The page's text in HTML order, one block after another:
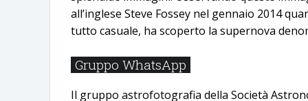
all’inglese Steve Fossey nel gennaio 2014
tutto casuale, ha scoperto la supernova
Gruppo WhatsApp
Il gruppo astrofotografia della Società